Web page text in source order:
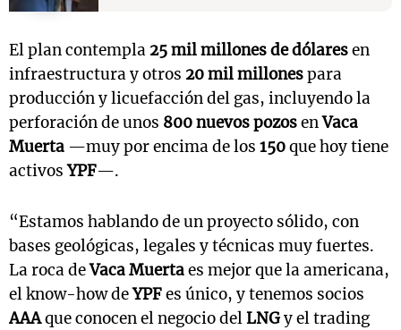
El plan contempla 25 mil millones de dólaresen
infraestructura y otros 20 mil millonespara
producción y licuefacción del gas, incluyendo la
perforación de unos 800 nuevos pozosenVaca
Muerta —muy por encima de los 150que hoy tiene
activosYPF—.
“Estamos hablando de un proyecto sólido, con
bases geológicas, legales y técnicas muy fuertes.
La roca deVaca Muertaes mejor que la americana,
el know-how deYPFes único, y tenemos socios
AAAque conocen el negocio delLNGy el trading